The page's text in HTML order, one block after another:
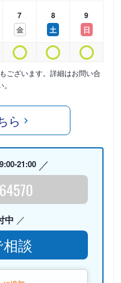
7
金
8
土
9
日
ございます。詳細はお問い合
ら
21:00
中
談